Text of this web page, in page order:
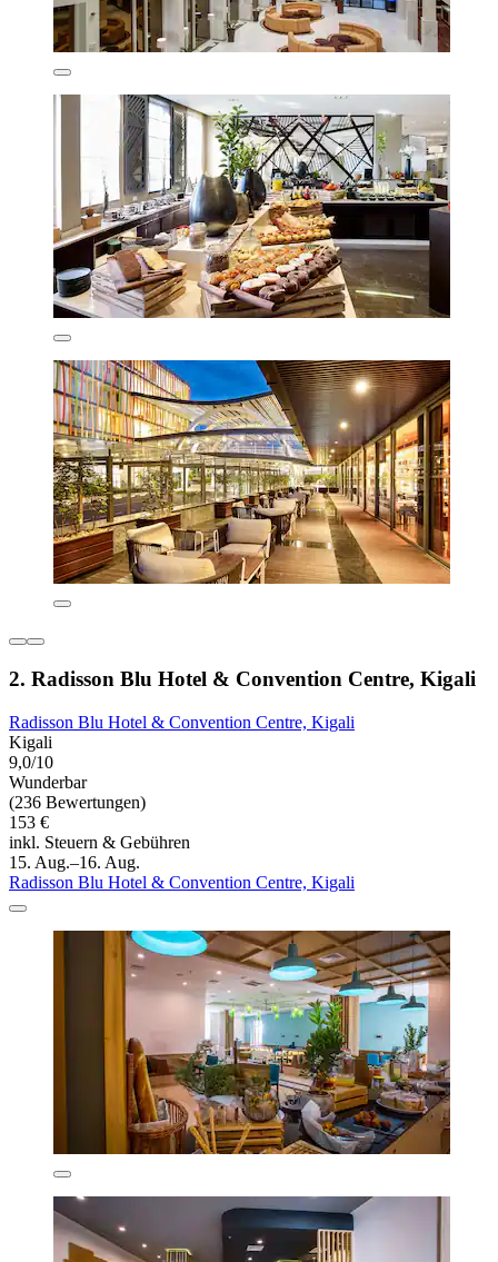
2. Radisson Blu Hotel & Convention Centre, Kigali
Radisson Blu Hotel & Convention Centre, Kigali
Kigali
9,0/10
Wunderbar
(236 Bewertungen)
153 €
inkl. Steuern & Gebühren
15. Aug.–16. Aug.
Radisson Blu Hotel & Convention Centre, Kigali